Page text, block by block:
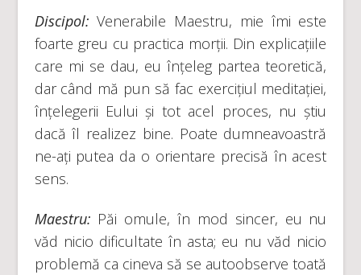
Discipol: Venerabile Maestru, mie îmi este
foarte greu cu practica morții. Din explicațiile
care mi se dau, eu înțeleg partea teoretică,
dar când mă pun să fac exercițiul meditației,
înțelegerii Eului și tot acel proces, nu știu
dacă îl realizez bine. Poate dumneavoastră
ne-ați putea da o orientare precisă în acest
sens.
Maestru: Păi omule, în mod sincer, eu nu
văd nicio dificultate în asta; eu nu văd nicio
problemă ca cineva să se autoobserve toată